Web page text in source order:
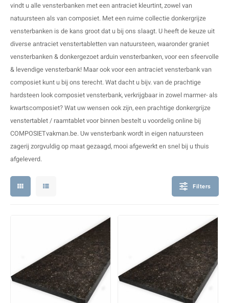
vindt u alle vensterbanken met een antraciet kleurtint, zowel van
natuursteen als van composiet. Met een ruime collectie donkergrijze
vensterbanken is de kans groot dat u bij ons slaagt. U heeft de keuze uit
diverse antraciet venstertabletten van natuursteen, waaronder graniet
vensterbanken & donkergezoetarduin vensterbanken, voor een sfeervolle
& levendige vensterbank! Maar ook voor een antraciet vensterbank van
composiet kunt u bij ons terecht. Wat dacht u bijv. van de prachtige
hardsteen look composiet vensterbank, verkrijgbaar in zowel marmer- als
kwartscomposiet? Wat uw wensen ook zijn, een prachtige donkergrijze
venstertablet / raamtablet voor binnen bestelt u voordelig online bij
COMPOSIETvakman.be. Uw vensterbank wordt in eigen natuursteen
zagerij zorgvuldig op maat gezaagd, mooi afgewerkt en snel bij u thuis
afgeleverd.
Filters